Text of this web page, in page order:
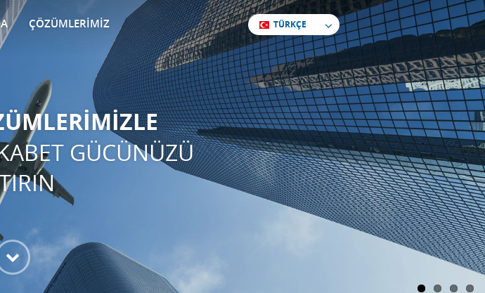
ÇÖZÜMLERİMİZ TÜRKÇE
GÜCÜNÜZÜ